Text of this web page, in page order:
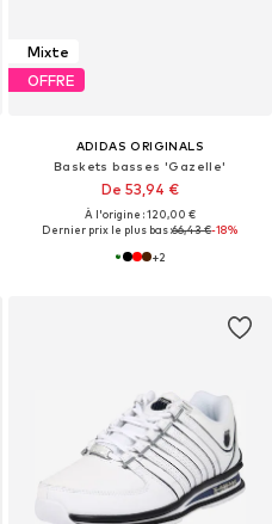
Mixte
OFFRE
ADIDAS ORIGINALS
Baskets basses 'Gazelle'
De 53,94 €
À l'origine : 120,00 €
Dernier prix le plus bas :66,43 €-18%
+2